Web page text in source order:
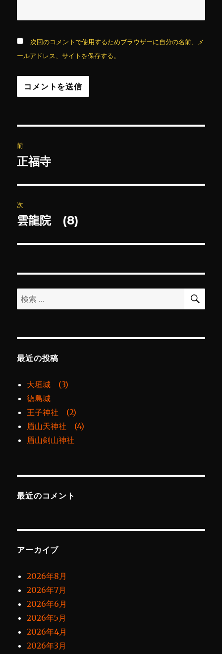
次回のコメントで使用するためブラウザーに自分の名前、メ
ールアドレス、サイトを保存する。
稿
ビ
ゲ
ー
ン
前
前
投
稿:
正福寺
次
次
投
雲龍院 (8)
検
索:
検
最近の投稿
大垣城 (3)
徳島城
王子神社 (2)
眉山天神社 (4)
眉山剣山神社
最近のコメント
アーカイブ
2026年8月
2026年7月
2026年6月
2026年5月
2026年4月
2026年3月